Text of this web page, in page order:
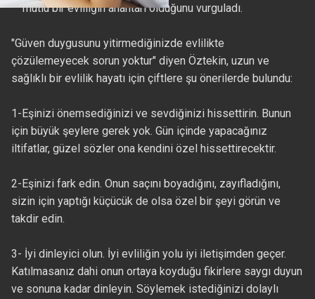
mutlu bir evliliğin anahtarı olduğunu vurguladı.
"Güven duygusunu yitirmediğinizde evlilikte
çözülemeyecek sorun yoktur" diyen Öztekin, uzun ve
sağlıklı bir evlilik hayatı için çiftlere şu önerilerde bulundu:
1-Eşinizi önemsediğinizi ve sevdiğinizi hissettirin. Bunun
için büyük şeylere gerek yok. Gün içinde yapacağınız
iltifatlar, güzel sözler ona kendini özel hissettirecektir.
2-Eşinizi fark edin. Onun saçını boyadığını, zayıfladığını,
sizin için yaptığı küçücük de olsa özel bir şeyi görün ve
takdir edin.
3- İyi dinleyici olun. İyi evliliğin yolu iyi iletişimden geçer.
Katılmasanız dahi onun ortaya koyduğu fikirlere saygı duyun
ve sonuna kadar dinleyin. Söylemek istediğinizi dolaylı